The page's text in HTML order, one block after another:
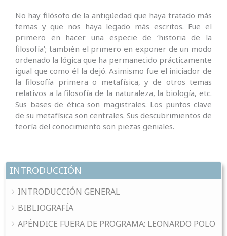
INTRODUCCIÓN
INTRODUCCIÓN GENERAL
BIBLIOGRAFÍA
APÉNDICE FUERA DE PROGRAMA: LEONARDO POLO
No hay filósofo de la antigüedad que haya tratado más
temas y que nos haya legado más escritos. Fue el
primero en hacer una especie de ‘historia de la
filosofía’; también el primero en exponer de un modo
ordenado la lógica que ha permanecido prácticamente
igual que como él la dejó. Asimismo fue el iniciador de
la filosofía primera o metafísica, y de otros temas
relativos a la filosofía de la naturaleza, la biología, etc.
Sus bases de ética son magistrales. Los puntos clave
de su metafísica son centrales. Sus descubrimientos de
teoría del conocimiento son piezas geniales.